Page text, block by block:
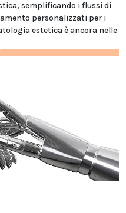
semplificando i flussi di
personalizzati per i
estetica è ancora nelle